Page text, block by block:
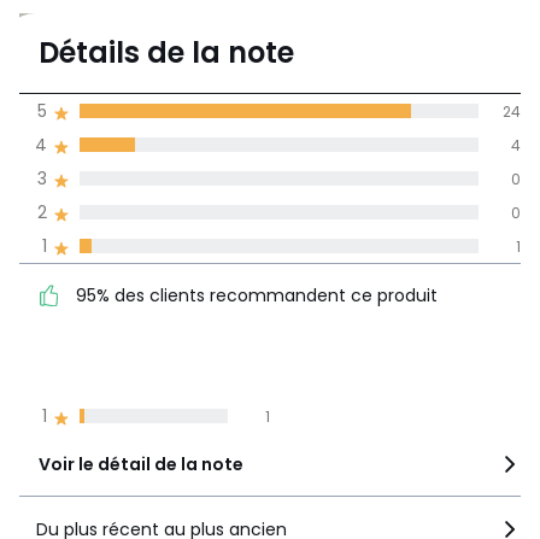
4,7
de moyenne
obtenue sur
1 1
recommandent ce produit
Voir le détail de la note
Détails de la note
1 1
2 0
3 0
4 4
5 24
95% des clients recommandent ce produit
Du plus récent au plus ancien